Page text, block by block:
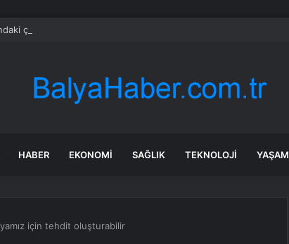
çocuk savaş uçaklarını alarma geçirdi
HABER EKONOMI SAĞLIK TEKNOLOJI YAŞAM
için tehdit oluşturabilir